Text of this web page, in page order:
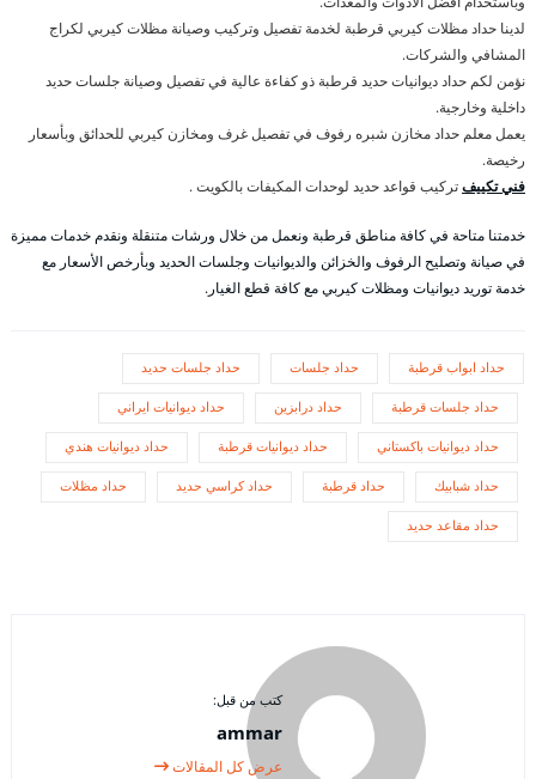
لدينا حداد مظلات كيربي قرطبة لخدمة تفصيل وتركيب وصيانة مظلات كيربي لكراج
المشافي والشركات.
نؤمن لكم حداد ديوانيات حديد قرطبة ذو كفاءة عالية في تفصيل وصيانة جلسات حديد
داخلية وخارجية.
يعمل معلم حداد مخازن شبره رفوف في تفصيل غرف ومخازن كيربي للحدائق وبأسعار
رخيصة.
فني تكييفتركيب قواعد حديد لوحدات المكيفات بالكويت .
خدمتنا متاحة في كافة مناطق قرطبة ونعمل من خلال ورشات متنقلة ونقدم خدمات مميزة
في صيانة وتصليح الرفوف والخزائن والديوانيات وجلسات الحديد وبأرخص الأسعار مع
خدمة توريد ديوانيات ومظلات كيربي مع كافة قطع الغيار.
حداد ابواب قرطبة حداد جلسات حداد جلسات حديد
حداد جلسات قرطبة حداد درابزين حداد ديوانيات ايراني
حداد ديوانيات باكستاني حداد ديوانيات قرطبة حداد ديوانيات هندي
حداد شبابيك حداد قرطبة حداد كراسي حديد حداد مظلات
حداد مقاعد حديد
كتب من قبل:
ammar
عرض كل المقالات